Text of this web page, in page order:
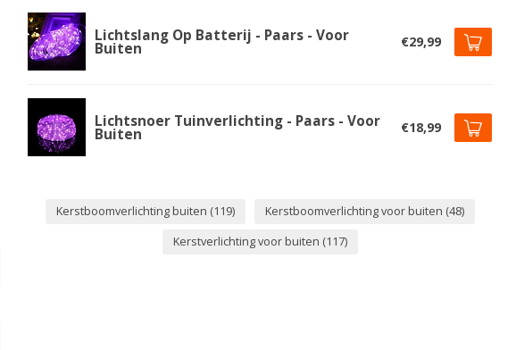
Lichtslang Op Batterij - Paars - Voor
Buiten €29,99
Lichtsnoer Tuinverlichting - Paars - Voor
Buiten €18,99
Kerstboomverlichting buiten (119) Kerstboomverlichting voor buiten (48)
Kerstverlichting voor buiten (117)